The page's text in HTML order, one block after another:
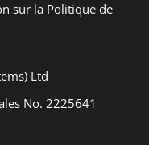
sur la Politique de
Ltd
No. 2225641